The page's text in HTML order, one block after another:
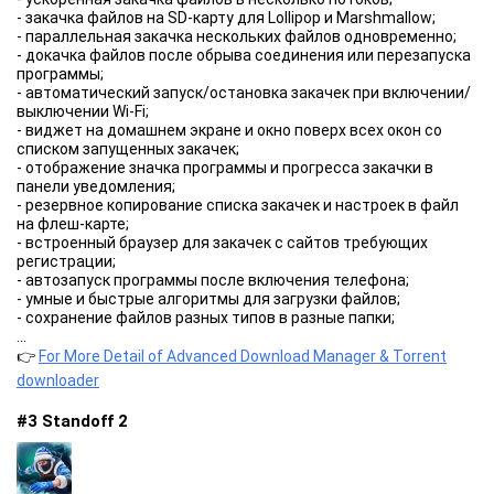
<b> Разрешение до 8K </b>
-Максимальное разрешение видео по умолчанию.
-может воспроизводить видео со всеми разрешениями от
144p до 8K, наслаждайтесь лучшим пользовательским
интерфейсом.
<b> ОСОБЕННОСТЬ </b>
💎 <b> Заблокировать всю видео-рекламу </b>
🚀 Нет необходимости устанавливать другие плагины, такие
как <b> microG, Manager </b>
🔥 Максимальное разрешение видео Advanced Tube активно
по умолчанию
💥 Режим воспроизведения всплывающих окон
🎵 <b> Фоновый проигрыватель </b>, сохраните данные и
питание
⭐ Добавьте в закладки свои любимые видео и музыку
1. Pure Tuber-Блокировать видео-рекламу, Бесплатный
Premium - это сторонний API-интерфейс для tube.
Содержимое видео взято из API-сервисов.
2. Pure Tuber соответствует Условиям использования API.
3. Согласно Условиям использования YouTube, нам не
разрешается показывать видео с YouTube с
заблокированным экраном и скачивать песни.
- закачка файлов на SD-карту для Lollipop и Marshmallow;
- параллельная закачка нескольких файлов одновременно;
- докачка файлов после обрыва соединения или перезапуска
программы;
- автоматический запуск/остановка закачек при включении/
выключении Wi-Fi;
- виджет на домашнем экране и окно поверх всех окон со
списком запущенных закачек;
- отображение значка программы и прогресса закачки в
панели уведомления;
- резервное копирование списка закачек и настроек в файл
на флеш-карте;
- встроенный браузер для закачек с сайтов требующих
регистрации;
- автозапуск программы после включения телефона;
- умные и быстрые алгоритмы для загрузки файлов;
- сохранение файлов разных типов в разные папки;
- звук и вибрация по окончании загрузки файла;
- перехват и загрузка mp4 онлайн-видео;
- удобное управление списком загрузок;
- загрузка всех типов аудио и видео;
- закачка m3u8 и MPEG-DASH видео;
- настройка интерфейса программы.
Торренты:
- добавление торрент и магнет через Редактор, буфер
👉 For More Detail of Advanced Download Manager & Torrent
downloader
#3 Standoff 2